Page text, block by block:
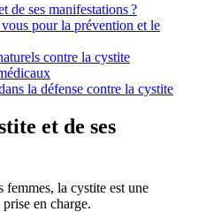
de ses manifestations ?
pour la prévention et le
contre la cystite
la défense contre la cystite
et de ses
femmes, la cystite est une
en charge.